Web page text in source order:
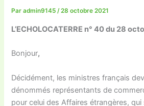
Paradmin9145/28 octobre 2021
L’ECHOLOCATERRE n° 40 du 28
Bonjour,
Décidément, les ministres français
dénommés représentants de
pour celui des Affaires étrangères,